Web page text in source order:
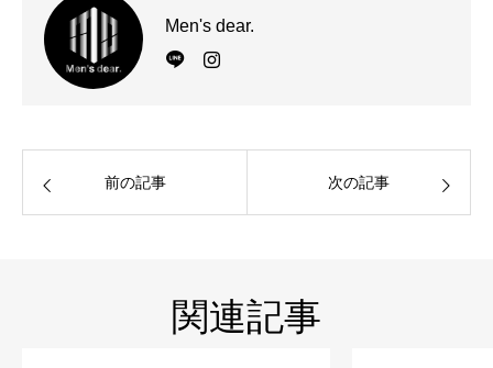
Men's dear.
前の記事 次の記事
関連記事